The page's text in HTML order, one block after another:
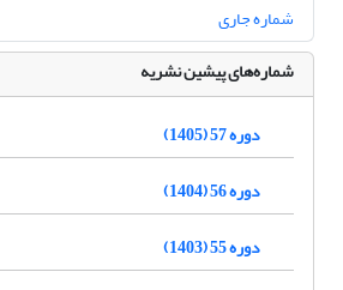
شماره جاری
شماره‌های پیشین نشریه
دوره 57 (1405)
دوره 56 (1404)
دوره 55 (1403)